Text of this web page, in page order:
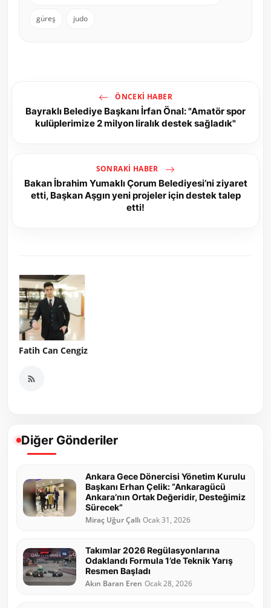
güreş judo
ÖNCEKI HABER
Bayraklı Belediye Başkanı İrfan Önal: "Amatör spor
kulüplerimize 2 milyon liralık destek sağladık"
SONRAKI HABER
Bakan İbrahim Yumaklı Çorum Belediyesi’ni ziyaret
etti, Başkan Aşgın yeni projeler için destek talep
etti!
Fatih Can Cengiz
Diğer Gönderiler
Ankara Gece Dönercisi Yönetim Kurulu
Başkanı Erhan Çelik: “Ankaragücü
Ankara’nın Ortak Değeridir, Desteğimiz
Sürecek”
Miraç Uğur Çallı Ocak 31, 2026
Takımlar 2026 Regülasyonlarına
Odaklandı Formula 1’de Teknik Yarış
Resmen Başladı
Akın Baran Eren Ocak 28, 2026